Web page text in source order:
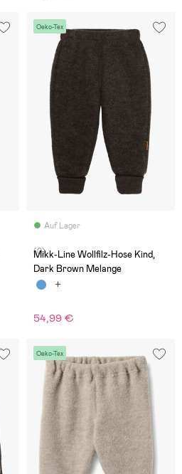
Oeko-Tex
Auf Lager
(0)
Mikk-Line Wollfilz-Hose Kind,
Dark Brown Melange
54,99 €
Oeko-Tex